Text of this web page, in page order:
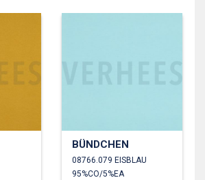
BÜNDCHEN
08766.079 EISBLAU
95%CO/5%EA